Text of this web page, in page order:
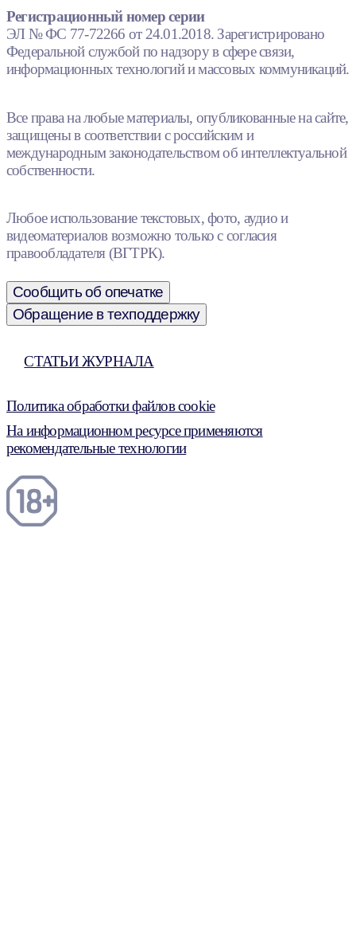
Регистрационный номер серии
ЭЛ № ФС 77-72266 от 24.01.2018. Зарегистрировано
Федеральной службой по надзору в сфере связи,
информационных технологий и массовых коммуникаций.
Все права на любые материалы, опубликованные на сайте,
защищены в соответствии с российским и
международным законодательством об интеллектуальной
собственности.
Любое использование текстовых, фото, аудио и
видеоматериалов возможно только с согласия
правообладателя (ВГТРК).
Сообщить об опечатке
Обращение в техподдержку
СТАТЬИ ЖУРНАЛА
Политика обработки файлов cookie
На информационном ресурсе применяются
рекомендательные технологии